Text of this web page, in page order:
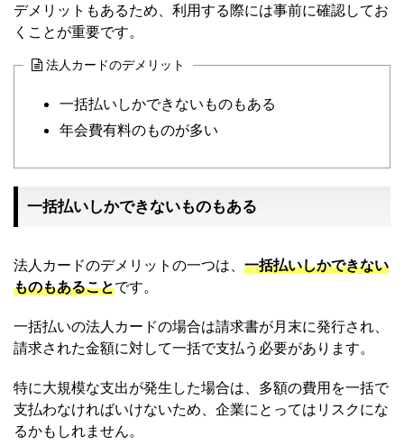
デメリットもあるため、利用する際には事前に確認してお
くことが重要です。
法人カードのデメリット
一括払いしかできないものもある
年会費有料のものが多い
一括払いしかできないものもある
法人カードのデメリットの一つは、 一括払いしかできない
ものもあることです。
一括払いの法人カードの場合は請求書が月末に発行され、
請求された金額に対して一括で支払う必要があります。
特に大規模な支出が発生した場合は、多額の費用を一括で
支払わなければいけないため、企業にとってはリスクにな
るかもしれません。